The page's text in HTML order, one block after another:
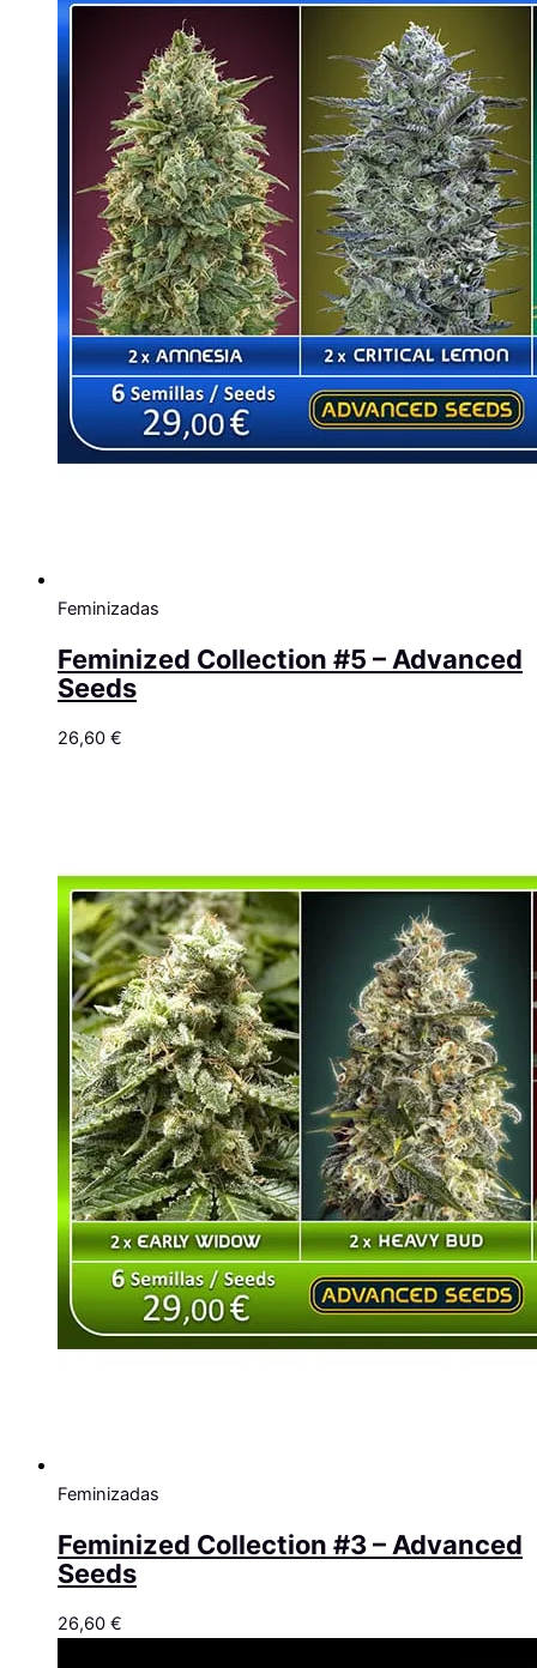
Feminizadas
Feminized Collection #5 – Advanced
Seeds
26,60 €
Feminizadas
Feminized Collection #3 – Advanced
Seeds
26,60 €